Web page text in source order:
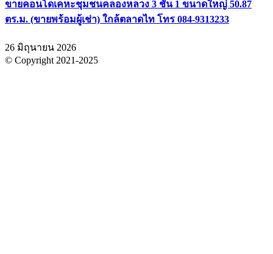
ขายคอนโดเคหะชุมชนคลองหลวง 3 ชั้น 1 ขนาดใหญ่ 50.87
ตร.ม. (ขายพร้อมผู้เช่า) ใกล้ตลาดไท โทร 084-9313233
26 มิถุนายน 2026
© Copyright 2021-2025